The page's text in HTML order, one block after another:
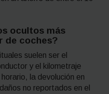
ocultos más
de coches?
suelen ser el
y el kilometraje
la devolución en
no reportados en el